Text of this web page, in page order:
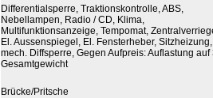
Differentialsperre, Traktionskontrolle, ABS,
Nebellampen, Radio / CD, Klima,
Multifunktionsanzeige, Tempomat,
El. Aussenspiegel, El. Fensterheber, Sitzheizung,
mech. Diffsperre, Gegen Aufpreis: Auflastung auf
Gesamtgewicht
Brücke/Pritsche